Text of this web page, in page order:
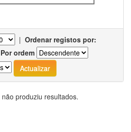
| Ordenar registos por:
Por ordem
produziu resultados.